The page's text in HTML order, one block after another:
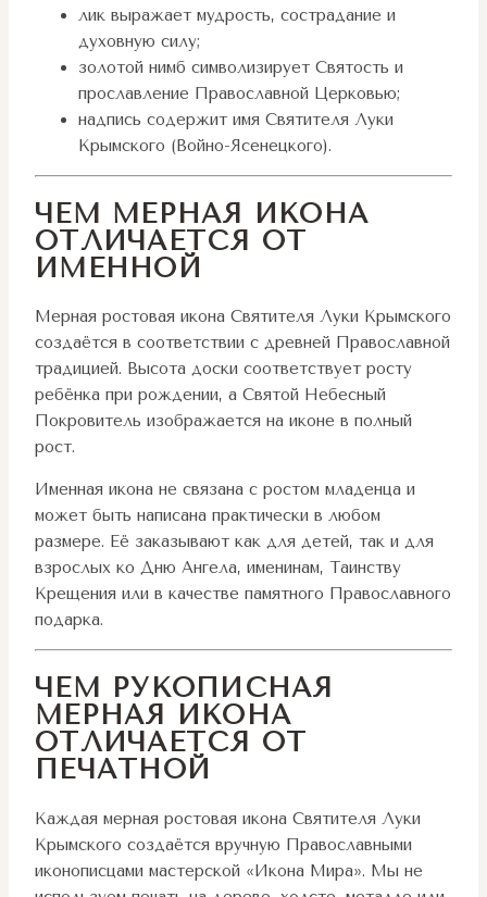
лик выражает мудрость, сострадание и
духовную силу;
золотой нимб символизирует Святость и
прославление Православной Церковью;
надпись содержит имя Святителя Луки
Крымского (Войно-Ясенецкого).
ЧЕМ МЕРНАЯ ИКОНА
ОТЛИЧАЕТСЯ ОТ
ИМЕННОЙ
Мерная ростовая икона Святителя Луки Крымского
создаётся в соответствии с древней Православной
традицией. Высота доски соответствует росту
ребёнка при рождении, а Святой Небесный
Покровитель изображается на иконе в полный
рост.
Именная икона не связана с ростом младенца и
может быть написана практически в любом
размере. Её заказывают как для детей, так и для
взрослых ко Дню Ангела, именинам, Таинству
Крещения или в качестве памятного Православного
подарка.
ЧЕМ РУКОПИСНАЯ
МЕРНАЯ ИКОНА
ОТЛИЧАЕТСЯ ОТ
ПЕЧАТНОЙ
Каждая мерная ростовая икона Святителя Луки
Крымского создаётся вручную Православными
иконописцами мастерской «Икона Мира». Мы не